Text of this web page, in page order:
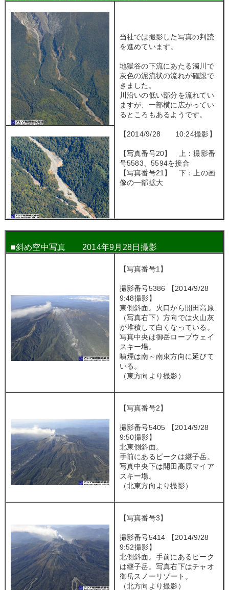
当社では撮影した写真の判読
を進めています。
地獄谷の下流にあたる濁川で
灰色の泥流状の流れが確認で
きました。
川沿いの低い部分を流れてい
ますが、一部横に広がってい
るところもあるようです。
【2014/9/28 10:24撮影】
【写真番号20】 上：撮影番
号5583、5594を接合
【写真番号21】 下：上の画
像の一部拡大
■斜め空中写真 2014年9月28日撮影
【写真番号1】
撮影番号5386 【2014/9/28
9:48撮影】
東側斜面。火口から開田高原
（写真右下）方向では火山灰
が堆積して白くなっている。
写真中央は御岳ロープウェイ
スキー場。
噴煙は南～南東方向に延びて
いる。
（東方向より撮影）
【写真番号2】
撮影番号5405 【2014/9/28
9:50撮影】
北東側斜面。
手前にあるピークは継子岳。
写真中央下は開田高原マイア
スキー場。
（北東方向より撮影）
【写真番号3】
撮影番号5414 【2014/9/28
9:52撮影】
北側斜面。手前にあるピーク
は継子岳。写真右下はチャオ
御岳スノーリゾート。
（北方向より撮影）